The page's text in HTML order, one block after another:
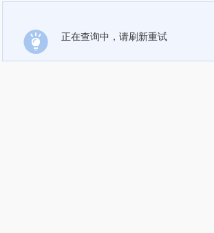
正在查询中，请刷新重试